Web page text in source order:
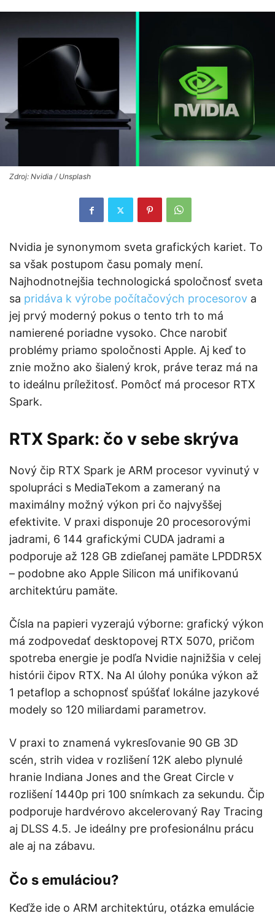
Zdroj: Nvidia / Unsplash
Nvidia je synonymom sveta grafických kariet. To
sa však postupom času pomaly mení.
Najhodnotnejšia technologická spoločnosť sveta
sa pridáva k výrobe počítačových procesorov a
jej prvý moderný pokus o tento trh to má
namierené poriadne vysoko. Chce narobiť
problémy priamo spoločnosti Apple. Aj keď to
znie možno ako šialený krok, práve teraz má na
to ideálnu príležitosť. Pomôcť má procesor RTX
Spark.
RTX Spark: čo v sebe skrýva
Nový čip RTX Spark je ARM procesor vyvinutý v
spolupráci s MediaTekom a zameraný na
maximálny možný výkon pri čo najvyššej
efektivite. V praxi disponuje 20 procesorovými
jadrami, 6 144 grafickými CUDA jadrami a
podporuje až 128 GB zdieľanej pamäte LPDDR5X
– podobne ako Apple Silicon má unifikovanú
architektúru pamäte.
Čísla na papieri vyzerajú výborne: grafický výkon
má zodpovedať desktopovej RTX 5070, pričom
spotreba energie je podľa Nvidie najnižšia v celej
histórii čipov RTX. Na AI úlohy ponúka výkon až
1 petaflop a schopnosť spúšťať lokálne jazykové
modely so 120 miliardami parametrov.
V praxi to znamená vykresľovanie 90 GB 3D
scén, strih videa v rozlišení 12K alebo plynulé
hranie Indiana Jones and the Great Circle v
rozlišení 1440p pri 100 snímkach za sekundu. Čip
podporuje hardvérovo akcelerovaný Ray Tracing
aj DLSS 4.5. Je ideálny pre profesionálnu prácu
ale aj na zábavu.
Čo s emuláciou?
Keďže ide o ARM architektúru, otázka emulácie